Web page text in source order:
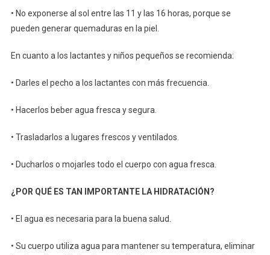
• No exponerse al sol entre las 11 y las 16 horas, porque se
pueden generar quemaduras en la piel.
En cuanto a los lactantes y niños pequeños se recomienda:
• Darles el pecho a los lactantes con más frecuencia.
• Hacerlos beber agua fresca y segura.
• Trasladarlos a lugares frescos y ventilados.
• Ducharlos o mojarles todo el cuerpo con agua fresca.
¿POR QUÉ ES TAN IMPORTANTE LA HIDRATACIÓN?
• El agua es necesaria para la buena salud.
• Su cuerpo utiliza agua para mantener su temperatura, eliminar